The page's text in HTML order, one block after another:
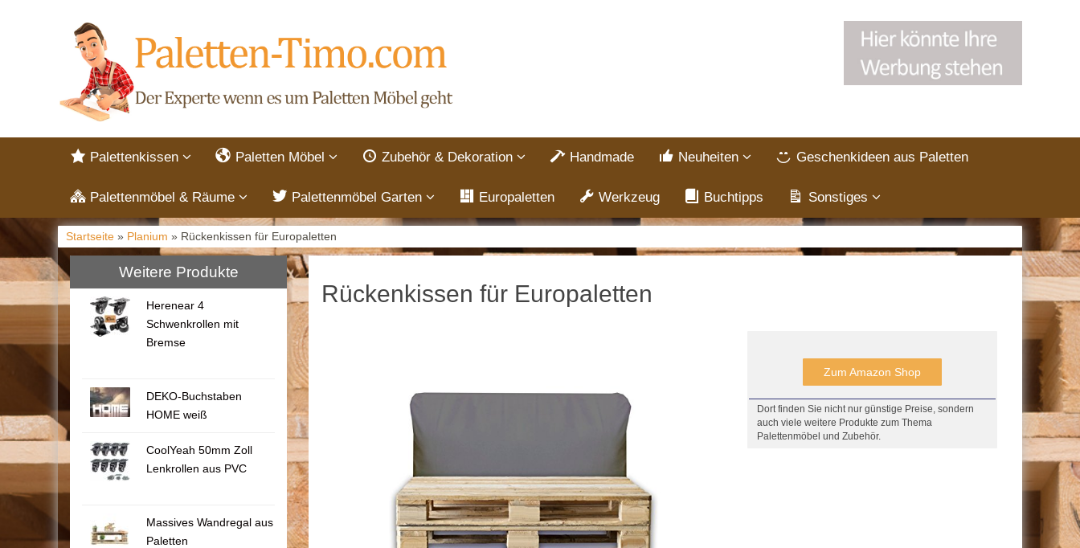
Palettenkissen Paletten Möbel Zubehör & Dekoration Handmade Neuheiten Geschenkideen aus Paletten
Palettenmöbel & Räume Palettenmöbel Garten Europaletten Werkzeug Buchtipps Sonstiges
Startseite » Planium » Rückenkissen für Europaletten
Weitere Produkte
Herenear 4
Schwenkrollen mit
Bremse
DEKO-Buchstaben
HOME weiß
CoolYeah 50mm Zoll
Lenkrollen aus PVC
Massives Wandregal aus
Paletten
Rückenkissen für Europaletten
Zum Amazon Shop
Dort finden Sie nicht nur günstige Preise, sondern
auch viele weitere Produkte zum Thema
Palettenmöbel und Zubehör.